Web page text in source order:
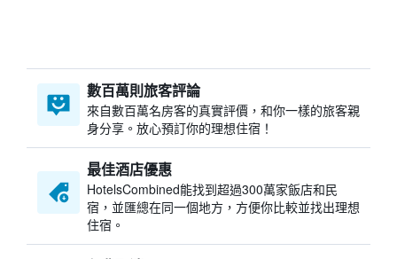
數百萬則旅客評論
來自數百萬名房客的真實評價，和你一樣的旅客親
身分享。放心預訂你的理想住宿！
最佳酒店優惠
HotelsCombined​能找到超過300萬家飯店和民
宿，並匯總在同一個地方，方便你比較並找出理想
住宿。